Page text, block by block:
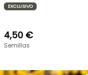
EXCLUSIVO
4,50 €
Semillas